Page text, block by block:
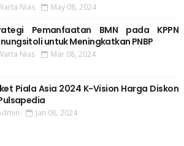
Nias May 08, 2024
Pemanfaatan BMN pada KPPN
untuk Meningkatkan PNBP
Nias Mar 08, 2024
Piala Asia 2024 K-Vision Harga Diskon
Jan 08, 2024